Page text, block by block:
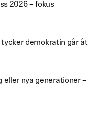
2026 – fokus
tycker demokratin går åt
eller nya generationer –